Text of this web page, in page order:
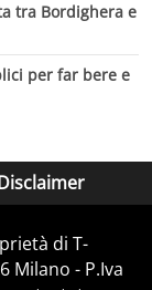
tra Bordighera e
per far bere e
di T-
Milano - P.Iva